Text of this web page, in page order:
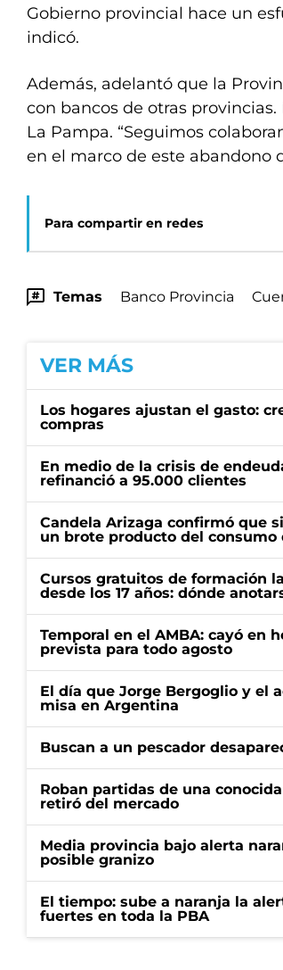
Gobierno provincial hace un
indicó.
Además, adelantó que la
con bancos de otras
La Pampa. “Seguimos
en el marco de este abandono
Para compartir en redes
Temas Banco Provincia
VER MÁS
Los hogares ajustan el gasto:
compras
En medio de la crisis de
refinanció a 95.000 clientes
Candela Arizaga confirmó que
un brote producto del consumo
Cursos gratuitos de formación
desde los 17 años: dónde
Temporal en el AMBA: cayó en
prevista para todo agosto
El día que Jorge Bergoglio y el
misa en Argentina
Buscan a un pescador
Roban partidas de una
retiró del mercado
Media provincia bajo alerta
posible granizo
El tiempo: sube a naranja la
fuertes en toda la PBA